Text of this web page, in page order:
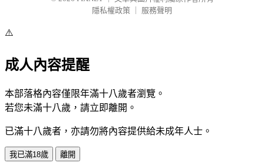
隱私權政策
服務聲明
⚠️
成人內容提醒
本部落格內容僅限年滿十八歲者瀏覽。
若您未滿十八歲，請立即離開。
已滿十八歲者，亦請勿將內容提供給未成年人士。
我已滿18歲 離開